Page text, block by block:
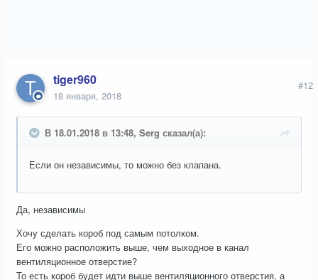
tiger960
18 января, 2018
#12
В 18.01.2018 в 13:48, Serg сказал(а):
Если он независимы, то можно без клапана.
Да, независимы
Хочу сделать короб под самым потолком.
Его можно расположить выше, чем выходное в канал
вентиляционное отверстие?
То есть короб будет идти выше вентиляционного отверстия, а